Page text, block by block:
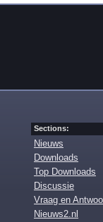
Sections:
Nieuws
Downloads
Top Downloads
Discussie
Vraag en
Nieuws2.nl